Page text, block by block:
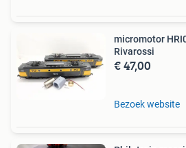
micromotor
Rivarossi
€ 47,00
Bezoek website